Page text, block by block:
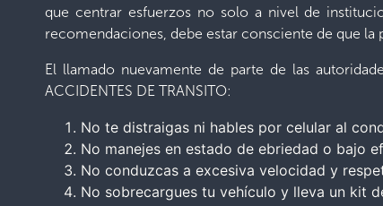
que centrar esfuerzos no solo a nivel de
recomendaciones, debe estar consciente de que la
El llamado nuevamente de parte de las
ACCIDENTES DE TRANSITO:
No te distraigas ni hables por celular al
No manejes en estado de ebriedad o bajo
No conduzcas a excesiva velocidad y
No sobrecargues tu vehículo y lleva un kit